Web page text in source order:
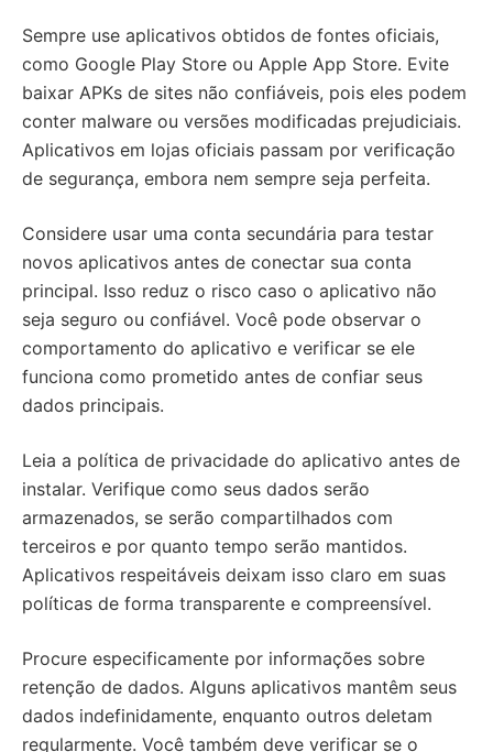
Sempre use aplicativos obtidos de fontes oficiais,
como Google Play Store ou Apple App Store. Evite
baixar APKs de sites não confiáveis, pois eles podem
conter malware ou versões modificadas prejudiciais.
Aplicativos em lojas oficiais passam por verificação
de segurança, embora nem sempre seja perfeita.
Considere usar uma conta secundária para testar
novos aplicativos antes de conectar sua conta
principal. Isso reduz o risco caso o aplicativo não
seja seguro ou confiável. Você pode observar o
comportamento do aplicativo e verificar se ele
funciona como prometido antes de confiar seus
dados principais.
Leia a política de privacidade do aplicativo antes de
instalar. Verifique como seus dados serão
armazenados, se serão compartilhados com
terceiros e por quanto tempo serão mantidos.
Aplicativos respeitáveis deixam isso claro em suas
políticas de forma transparente e compreensível.
Procure especificamente por informações sobre
retenção de dados. Alguns aplicativos mantêm seus
dados indefinidamente, enquanto outros deletam
regularmente. Você também deve verificar se o